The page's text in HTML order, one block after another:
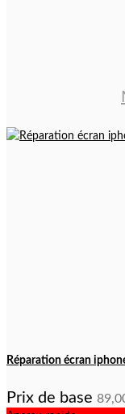
Réparation écran
Prix de base